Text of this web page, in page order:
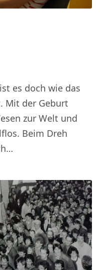
es doch wie das
Mit der Geburt
zur Welt und
Beim Dreh